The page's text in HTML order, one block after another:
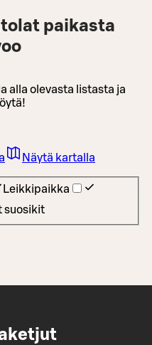
paikasta
alla olevasta listasta ja
Leikkipaikka
suosikit
Näytä kartalla